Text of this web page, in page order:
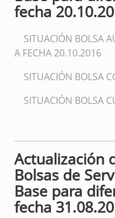
fecha
SITUACIÓN BOLSA
A FECHA 20.10.2016
SITUACIÓN BOLSA
SITUACIÓN BOLSA
Actualización
Bolsas de
Base para
fecha